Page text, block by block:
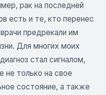
рак на последней
есть и те, кто перенес
предрекали им
Для многих моих
стал сигналом,
не только на свое
состояние, а также